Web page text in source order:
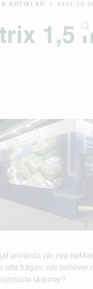
& ARTIKLAR > 2024-10-
1,5
använda vår nya
ofta frågan: när behöver
skärmar?